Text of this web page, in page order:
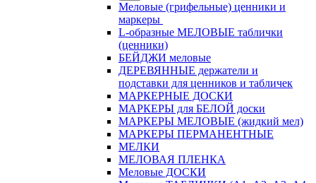
Меловые (грифельные) ценники и
маркеры
L-образные МЕЛОВЫЕ таблички
(ценники)
БЕЙДЖИ меловые
ДЕРЕВЯННЫЕ держатели и
подставки для ценников и табличек
МАРКЕРНЫЕ ДОСКИ
МАРКЕРЫ для БЕЛОЙ доски
МАРКЕРЫ МЕЛОВЫЕ (жидкий мел)
МАРКЕРЫ ПЕРМАНЕНТНЫЕ
МЕЛКИ
МЕЛОВАЯ ПЛЕНКА
Меловые ДОСКИ